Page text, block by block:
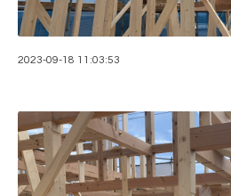
2023-09-18 11:03:53